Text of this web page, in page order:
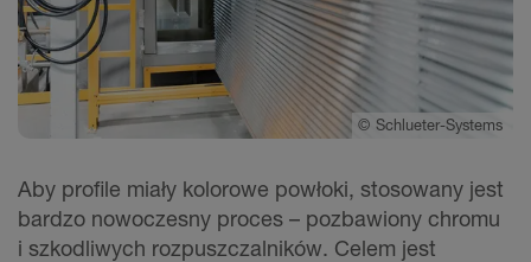
© Schlueter-Systems
Aby profile miały kolorowe powłoki, stosowany jest
bardzo nowoczesny proces – pozbawiony chromu
i szkodliwych rozpuszczalników. Celem jest